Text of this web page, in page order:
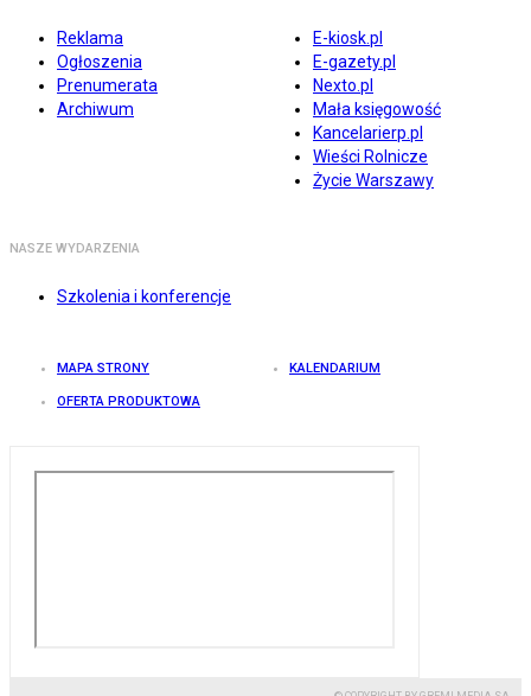
Reklama
Ogłoszenia
Prenumerata
Archiwum
E-kiosk.pl
E-gazety.pl
Nexto.pl
Mała księgowość
Kancelarierp.pl
Wieści Rolnicze
Życie Warszawy
NASZE WYDARZENIA
Szkolenia i konferencje
MAPA STRONY KALENDARIUM
OFERTA PRODUKTOWA